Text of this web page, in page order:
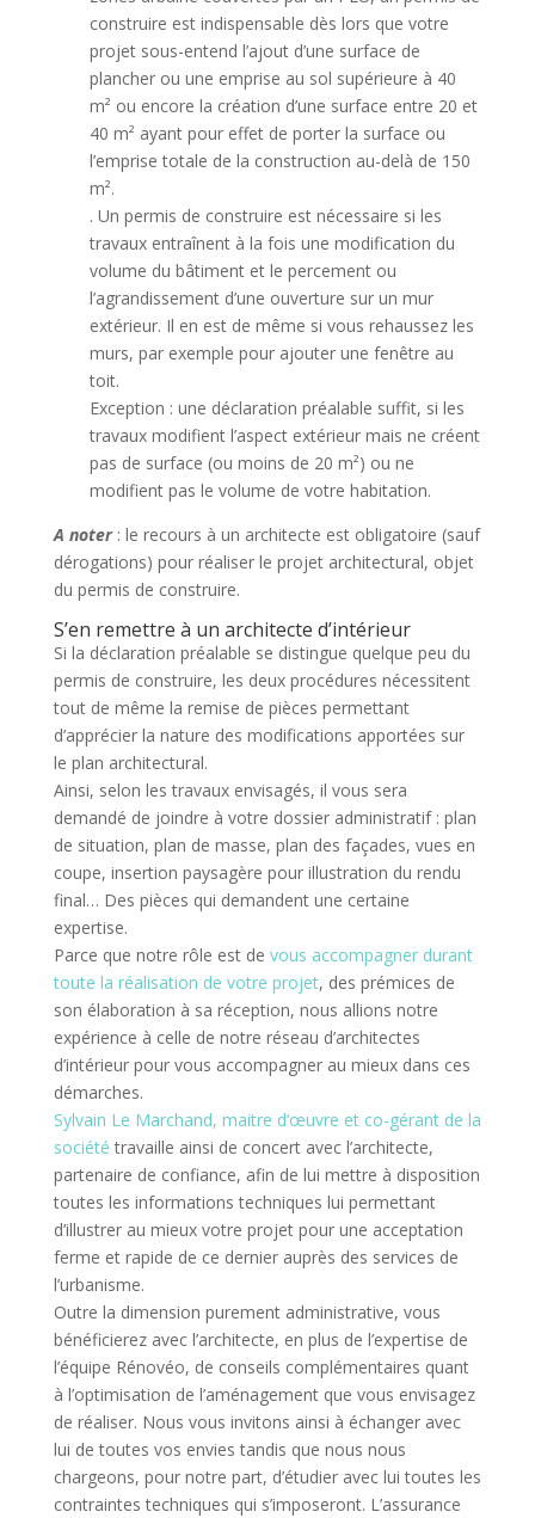
construire est indispensable dès lors que votre
projet sous-entend l’ajout d’une surface de
plancher ou une emprise au sol supérieure à 40
m² ou encore la création d’une surface entre 20 et
40 m² ayant pour effet de porter la surface ou
l’emprise totale de la construction au-delà de 150
m².
. Un permis de construire est nécessaire si les
travaux entraînent à la fois une modification du
volume du bâtiment et le percement ou
l’agrandissement d’une ouverture sur un mur
extérieur. Il en est de même si vous rehaussez les
murs, par exemple pour ajouter une fenêtre au
toit.
Exception : une déclaration préalable suffit, si les
travaux modifient l’aspect extérieur mais ne créent
pas de surface (ou moins de 20 m²) ou ne
modifient pas le volume de votre habitation.
A noter : le recours à un architecte est obligatoire (sauf
dérogations) pour réaliser le projet architectural, objet
du permis de construire.
S’en remettre à un architecte d’intérieur
Si la déclaration préalable se distingue quelque peu du
permis de construire, les deux procédures nécessitent
tout de même la remise de pièces permettant
d’apprécier la nature des modifications apportées sur
le plan architectural.
Ainsi, selon les travaux envisagés, il vous sera
demandé de joindre à votre dossier administratif : plan
de situation, plan de masse, plan des façades, vues en
coupe, insertion paysagère pour illustration du rendu
final… Des pièces qui demandent une certaine
expertise.
Parce que notre rôle est de vous accompagner durant
toute la réalisation de votre projet, des prémices de
son élaboration à sa réception, nous allions notre
expérience à celle de notre réseau d’architectes
d’intérieur pour vous accompagner au mieux dans ces
démarches.
Sylvain Le Marchand, maitre d’œuvre et co-gérant de la
société travaille ainsi de concert avec l’architecte,
partenaire de confiance, afin de lui mettre à disposition
toutes les informations techniques lui permettant
d’illustrer au mieux votre projet pour une acceptation
ferme et rapide de ce dernier auprès des services de
l’urbanisme.
Outre la dimension purement administrative, vous
bénéficierez avec l’architecte, en plus de l’expertise de
l’équipe Rénovéo, de conseils complémentaires quant
à l’optimisation de l’aménagement que vous envisagez
de réaliser. Nous vous invitons ainsi à échanger avec
lui de toutes vos envies tandis que nous nous
chargeons, pour notre part, d’étudier avec lui toutes les
contraintes techniques qui s’imposeront. L’assurance